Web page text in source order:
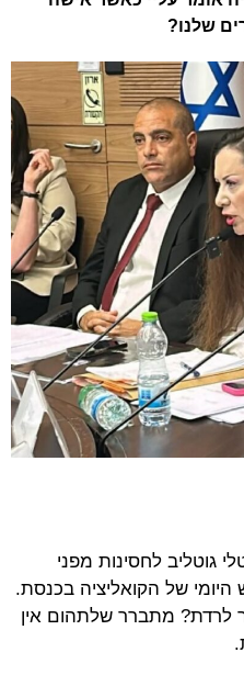
שלנו?
גוטליב לחסינות מפני
של הקואליציה בכנסת.
לרדת? מתברר שלתהום אין